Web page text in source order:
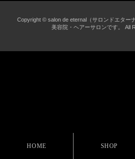
HOME SHOP
Copyright © salon de eternal（サロンドエター
美容院・ヘアーサロンです。 All